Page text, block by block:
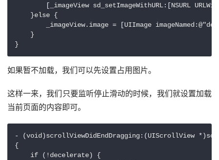
[_imageView sd_setImageWithURL:[NSURL
    }else {
_imageView.image = [UIImage
    }
如果暂不加载，我们可以先设置占用图片。
这样一来，我们只要监听停止滑动的时候，我们就设置加载
当前页面的内容即可。
- (void)scrollViewDidEndDragging:(UIScrollView
{
    if (!decelerate) {